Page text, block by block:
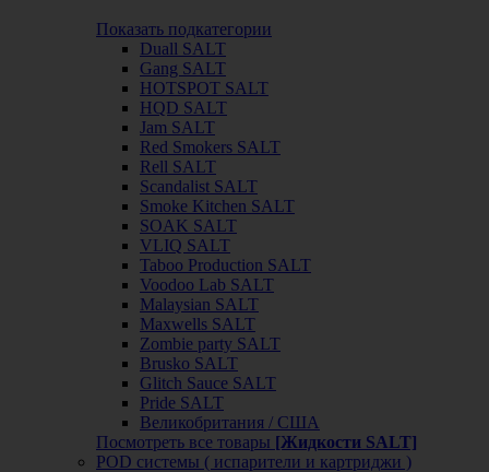
Показать подкатегории
Duall SALT
Gang SALT
HOTSPOT SALT
HQD SALT
Jam SALT
Red Smokers SALT
Rell SALT
Scandalist SALT
Smoke Kitchen SALT
SOAK SALT
VLIQ SALT
Taboo Production SALT
Voodoo Lab SALT
Malaysian SALT
Maxwells SALT
Zombie party SALT
Brusko SALT
Glitch Sauce SALT
Pride SALT
Великобритания / США
Посмотреть все товары [Жидкости SALT]
POD системы ( испарители и картриджи )